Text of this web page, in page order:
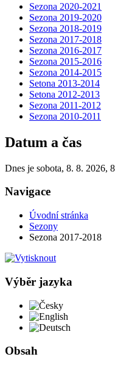
Sezona 2020-2021
Sezona 2019-2020
Sezona 2018-2019
Sezona 2017-2018
Sezona 2016-2017
Sezona 2015-2016
Sezona 2014-2015
Setona 2013-2014
Setona 2012-2013
Sezona 2011-2012
Sezona 2010-2011
Datum a čas
Dnes je sobota, 8. 8. 2026,
Navigace
Úvodní stránka
Sezony
Sezona 2017-2018
Výběr jazyka
Česky
Obsah